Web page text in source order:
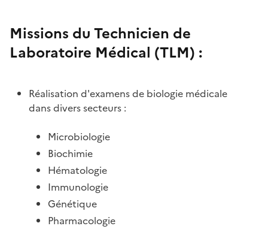
Missions du Technicien de
Laboratoire Médical (TLM) :
Réalisation d'examens de biologie médicale
dans divers secteurs :
Microbiologie
Biochimie
Hématologie
Immunologie
Génétique
Pharmacologie